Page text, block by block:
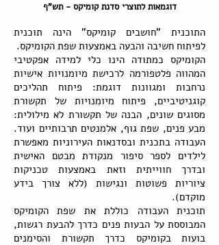
דוגמאות לתוצרי סדנת קומיקס - תש"ף
התוכנית "חושבים קומיקס" הינה תוכנית
לפיתוח חשיבה והבעה באמצעות שפת הקומיקס.
הקומיקס כמתודה הינו כלי למידה אפקטיבי
המהווה פלטפורמה לרכישת מיומנויות אישיות
נרחבות ומגוונות דוגמת: פיתוח תהליכים
קוגניטיביים, פיתוח מיומנויות של תקשורת
מסוגים שונים, הבנה של תקשורת לא מילולית:
מבע פנים, שפת גוף, אלמנטים תרבותיים ועוד.
העבודה בתכנית ובסדנאות העירוניות מאפשרת
לילדים לספר סיפור מנקודת מבטם האישית
ובדרך חווייתית וזאת באמצעות טכניקות
ציוריות פשוטות ונגישות (ללא צורך בידע
מוקדם).
תוכנית העבודה כוללת את שפת הקומיקס
המבוססת על הבעות פנים כדרך להבעת רגשות,
בועות בקומיקס כדרך תקשורת והסימנים